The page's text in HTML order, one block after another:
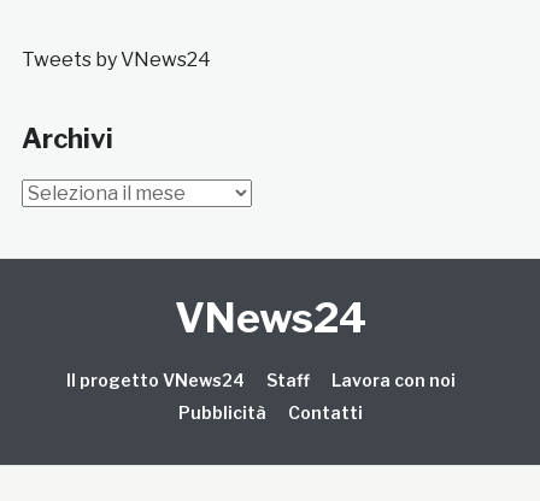
Tweets by VNews24
Archivi
Archivi
VNews24
Il progetto VNews24 Staff
Lavora con noi
Pubblicità
Contatti